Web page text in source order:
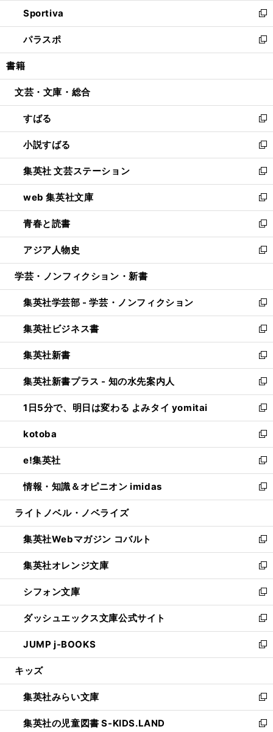
く
ド
ウ
で
開
ィ
ン
ド
ウ
開
し
い
ウ
ィ
ン
ウ
開
く
Sportiva
新
し
い
ウ
ン
ウ
で
開
く
パラスポ
新
し
ウ
ン
ド
ウ
で
開
く
書籍
文芸・文庫・総合
すばる
新
し
い
ウ
ィ
ン
ド
ウ
で
開
く
小説すばる
新
し
い
ウ
ィ
ン
ド
ウ
で
開
集英社 文芸ステーション
新
し
い
ウ
ィ
ン
ド
ウ
開
く
web 集英社文庫
新
し
い
ウ
ィ
ン
ウ
で
開
く
青春と読書
新
し
い
ウ
ン
ド
ウ
で
開
く
アジア人物史
新
し
ウ
ィ
ン
ド
ウ
で
開
く
学芸・ノンフィクション・新書
集英社学芸部 - 学芸・ノンフィクション
新
し
い
ウ
ィ
ン
ド
ウ
で
開
く
集英社ビジネス書
新
し
い
ウ
ィ
ン
ド
ウ
で
開
く
集英社新書
新
し
い
ウ
ィ
ン
ド
ウ
で
開
く
集英社新書プラス - 知の水先案内人
新
し
い
ウ
ィ
ン
ド
ウ
で
開
1日5分で、明日は変わる よみタイ yomitai
新
し
い
ウ
ィ
ン
ド
ウ
開
く
kotoba
新
し
い
ウ
ィ
ン
ウ
で
開
く
e!集英社
新
し
い
ウ
ン
ド
ウ
で
開
く
情報・知識＆オピニオン imidas
新
し
ウ
ィ
ン
ド
ウ
で
開
く
ライトノベル・ノベライズ
集英社Webマガジン コバルト
新
し
い
ウ
ィ
ン
ド
ウ
で
開
集英社オレンジ文庫
新
し
い
ウ
ィ
ン
ド
ウ
開
く
シフォン文庫
新
し
い
ウ
ィ
ン
ウ
で
開
く
ダッシュエックス文庫公式サイト
新
し
い
ウ
ン
ド
ウ
で
JUMP j-BOOKS
新
し
ウ
ィ
ン
ド
キッズ
集英社みらい文庫
新
し
い
集英社の児童図書 S-KIDS.LAND
新